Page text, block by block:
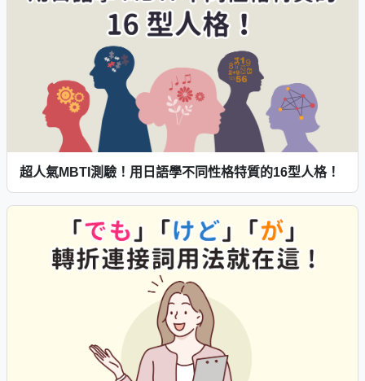
超人氣MBTI測驗！用日語學不同性格特質的16型人格！